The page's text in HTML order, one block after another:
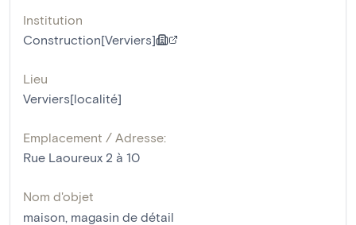
Institution
Construction[Verviers]
Lieu
Verviers[localité]
Emplacement / Adresse:
Rue Laoureux 2 à 10
Nom d'objet
maison magasin de détail